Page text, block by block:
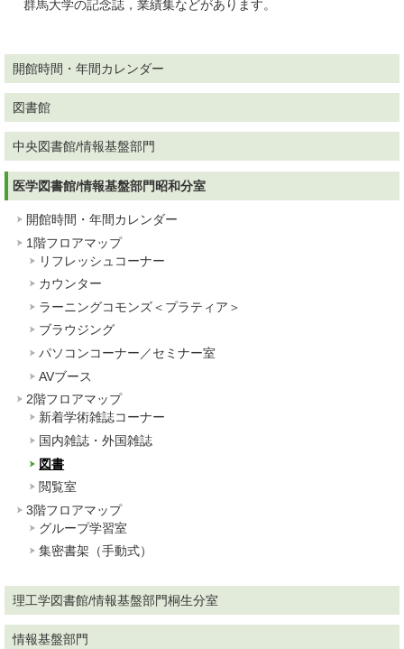
群馬大学の記念誌，業績集などがあります。
開館時間・年間カレンダー
図書館
中央図書館/情報基盤部門
医学図書館/情報基盤部門昭和分室
開館時間・年間カレンダー
1階フロアマップ
リフレッシュコーナー
カウンター
ラーニングコモンズ＜プラティア＞
ブラウジング
パソコンコーナー／セミナー室
AVブース
2階フロアマップ
新着学術雑誌コーナー
国内雑誌・外国雑誌
図書
閲覧室
3階フロアマップ
グループ学習室
集密書架（手動式）
理工学図書館/情報基盤部門桐生分室
情報基盤部門